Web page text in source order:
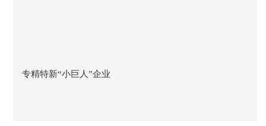
专精特新“小巨人”企业